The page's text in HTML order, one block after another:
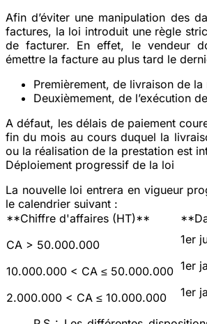
Afin d’éviter une manipulation des
factures, la loi introduit une règle
de facturer. En effet, le vendeur
émettre la facture au plus tard le
Premièrement, de livraison de la
Deuxièmement, de l’exécution
A défaut, les délais de paiement
fin du mois au cours duquel la
ou la réalisation de la prestation est
Déploiement progressif de la loi
La nouvelle loi entrera en vigueur
le calendrier suivant :
**Chiffre d'affaires (HT)**
CA > 50.000.000
1er
10.000.000 < CA ≤ 50.000.000 1er
2.000.000 < CA ≤ 10.000.000 1er